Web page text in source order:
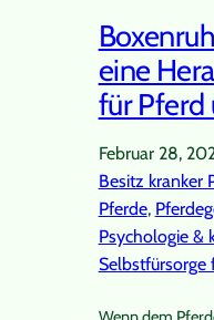
eine
für Pferd
Februar 28,
Besitz kranker
Pferde,
Psychologie &
Selbstfürsorge